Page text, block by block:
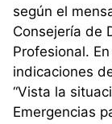
según el
Consejería de
Profesional.
indicaciones
“Vista la
Emergencias